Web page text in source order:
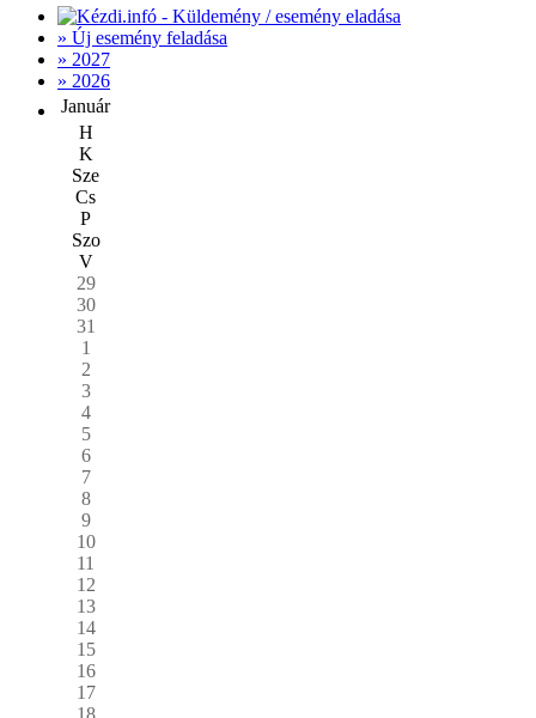
» Új esemény feladása
» 2027
» 2026
Január
H
K
Sze
Cs
P
Szo
V
29
30
31
1
2
3
4
5
6
7
8
9
10
11
12
13
14
15
16
17
18